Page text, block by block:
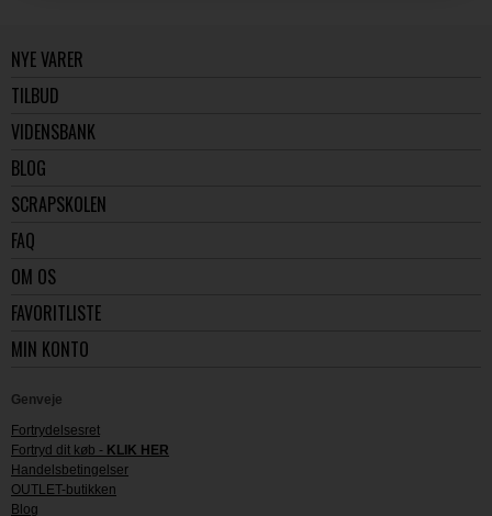
NYE VARER
TILBUD
VIDENSBANK
BLOG
SCRAPSKOLEN
FAQ
OM OS
FAVORITLISTE
MIN KONTO
Genveje
Fortrydelsesret
Fortryd dit køb - KLIK HER
Handelsbetingelser
OUTLET-butikken
Blog